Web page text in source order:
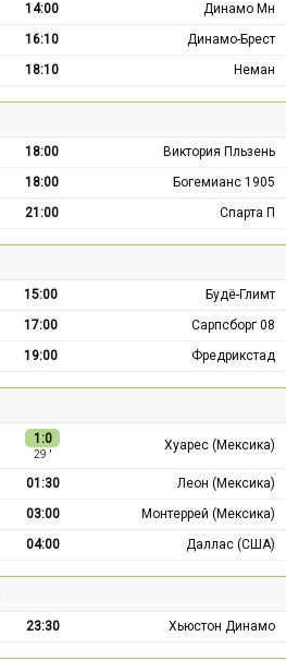
14:00
Динамо Мн
16:10
Динамо-Брест
18:10 Неман
18:00
Виктория Пльзень
18:00
Богемианс 1905
21:00 Спарта П
15:00
Будё-Глимт
17:00
Сарпсборг 08
19:00 Фредрикстад
1:0
29 ′
Хуарес (Мексика)
01:30
Леон (Мексика)
03:00
Монтеррей (Мексика)
04:00 Даллас (США)
23:30 Хьюстон Динамо